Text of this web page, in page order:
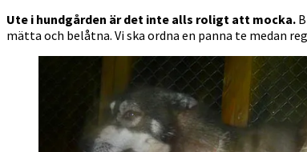
Ute i hundgården är det inte alls roligt att mocka.
mätta och belåtna. Vi ska ordna en panna te medan